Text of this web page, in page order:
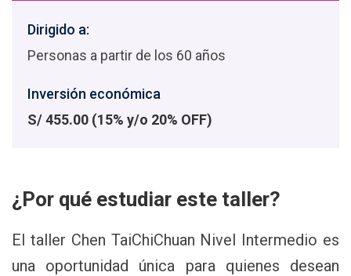
Dirigido a:
Personas a partir de los 60 años
Inversión económica
S/ 455.00 (15% y/o 20% OFF)
¿Por qué estudiar este taller?
El taller Chen TaiChiChuan Nivel Intermedio es
una oportunidad única para quienes desean